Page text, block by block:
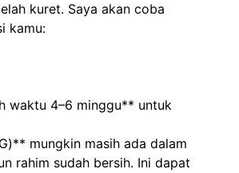
kuret. Saya akan coba
kamu:
waktu 4–6 minggu** untuk
mungkin masih ada dalam
rahim sudah bersih. Ini dapat